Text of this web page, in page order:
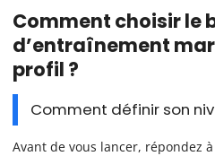
Comment choisir le
d’entraînement
profil ?
Comment définir son
Avant de vous lancer, répondez